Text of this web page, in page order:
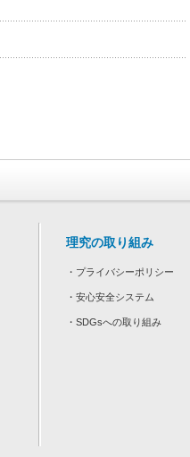
理究の取り組み
・ プライバシーポリシー
・ 安心安全システム
・ SDGsへの取り組み